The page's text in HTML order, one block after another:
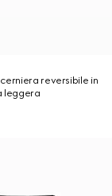
reversibile in
leggera